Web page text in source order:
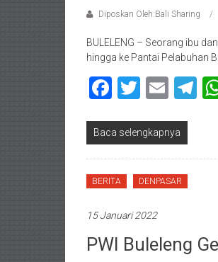
Diposkan Oleh:Bali Sharing
BULELENG – Seorang ibu
hingga ke Pantai Pelabuhan
Facebook
Twitter
Baca selengkapnya
BERITA DENPASAR
15 Januari 2022
PWI Buleleng